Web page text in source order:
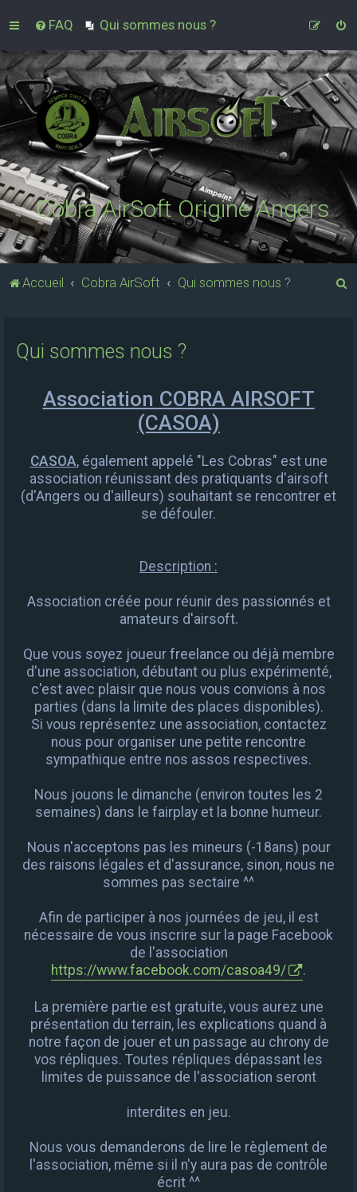
FAQ Qui sommes nous ?
Cobra AirSoft Origine Angers
Accueil Cobra AirSoft Qui sommes nous ?
Qui sommes nous ?
Association COBRA AIRSOFT
(CASOA)
CASOA, également appelé "Les Cobras" est une
association réunissant des pratiquants d'airsoft
(d'Angers ou d'ailleurs) souhaitant se rencontrer et
se défouler.
Description :
Association créée pour réunir des passionnés et
amateurs d'airsoft.
Que vous soyez joueur freelance ou déjà membre
d'une association, débutant ou plus expérimenté,
c'est avec plaisir que nous vous convions à nos
parties (dans la limite des places disponibles).
Si vous représentez une association, contactez
nous pour organiser une petite rencontre
sympathique entre nos assos respectives.
Nous jouons le dimanche (environ toutes les 2
semaines) dans le fairplay et la bonne humeur.
Nous n'acceptons pas les mineurs (-18ans) pour
des raisons légales et d'assurance, sinon, nous ne
sommes pas sectaire ^^
Afin de participer à nos journées de jeu, il est
nécessaire de vous inscrire sur la page Facebook
de l'association
https://www.facebook.com/casoa49/
.
La première partie est gratuite, vous aurez une
présentation du terrain, les explications quand à
notre façon de jouer et un passage au chrony de
vos répliques. Toutes répliques dépassant les
limites de puissance de l'association seront
interdites en jeu.
Nous vous demanderons de lire le règlement de
l'association, même si il n'y aura pas de contrôle
écrit ^^